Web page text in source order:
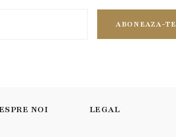
ABONEAZA-TE
NOI LEGAL